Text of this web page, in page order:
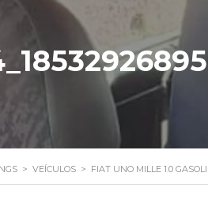
> VEÍCULOS > FIAT UNO MILLE 1.0